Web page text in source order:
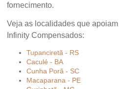
fornecimento.
Veja as localidades que
Infinity Compensados:
Tupanciretã - RS
Caculé - BA
Cunha Porã - SC
Macaparana - PE